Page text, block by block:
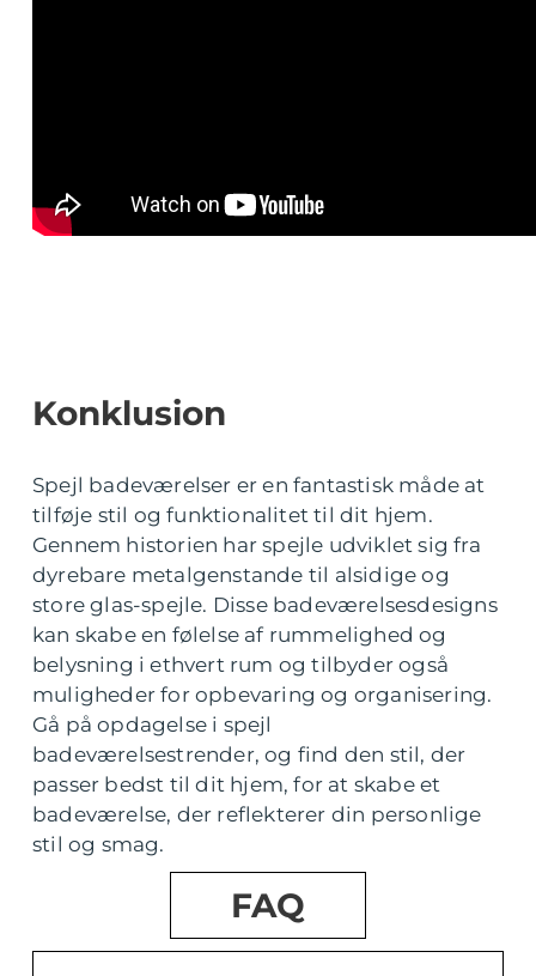
Konklusion
Spejl badeværelser er en fantastisk måde at
tilføje stil og funktionalitet til dit hjem.
Gennem historien har spejle udviklet sig fra
dyrebare metalgenstande til alsidige og
store glas-spejle. Disse badeværelsesdesigns
kan skabe en følelse af rummelighed og
belysning i ethvert rum og tilbyder også
muligheder for opbevaring og organisering.
Gå på opdagelse i spejl
badeværelsestrender, og find den stil, der
passer bedst til dit hjem, for at skabe et
badeværelse, der reflekterer din personlige
stil og smag.
FAQ